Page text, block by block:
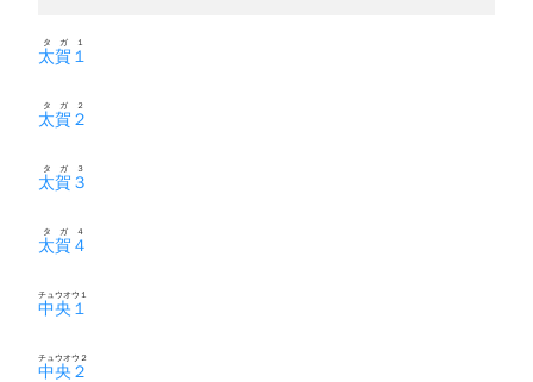
太賀１
タガ１
太賀２
タガ２
太賀３
タガ３
太賀４
タガ４
中央１
チュウオウ１
中央２
チュウオウ２